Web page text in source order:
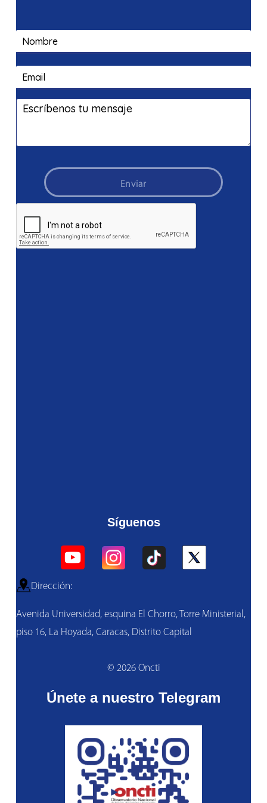
Enviar
Síguenos
Dirección:
Avenida Universidad, esquina El Chorro, Torre Ministerial,
piso 16, La Hoyada, Caracas, Distrito Capital
© 2026 Oncti
Únete a nuestro Telegram